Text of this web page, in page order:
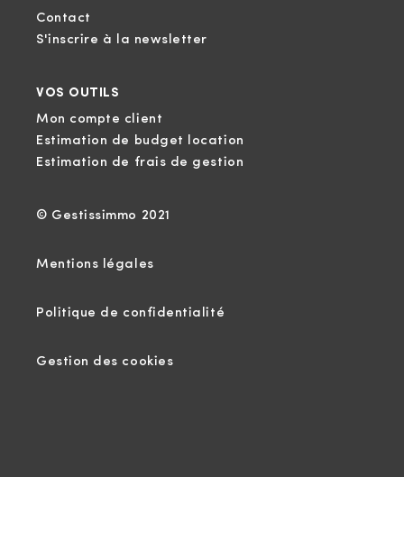
Contact
S'inscrire à la newsletter
VOS OUTILS
Mon compte client
Estimation de budget location
Estimation de frais de gestion
© Gestissimmo 2021
Mentions légales
Politique de confidentialité
Gestion des cookies